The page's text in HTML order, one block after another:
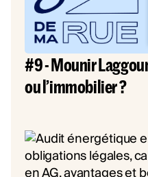
#9 - Mounir
ou l’immobilier ?